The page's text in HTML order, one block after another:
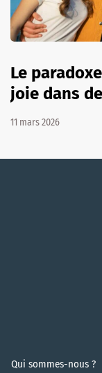
Le
joie dans
11 mars 2026
Qui sommes-nous ?